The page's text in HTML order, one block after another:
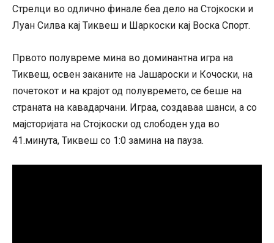
Стрелци во одлично финале беа дело на Стојкоски и
Луан Силва кај Тиквеш и Шаркоски кај Воска Спорт.
Првото полувреме мина во доминантна игра на
Тиквеш, освен заканите на Јашароски и Кочоски, на
почетокот и на крајот од полувремето, се беше на
страната на кавадарчани. Играа, создаваа шанси, а со
мајсторијата на Стојкоски од слободен уда во
41.минута, Тиквеш со 1:0 замина на пауза.